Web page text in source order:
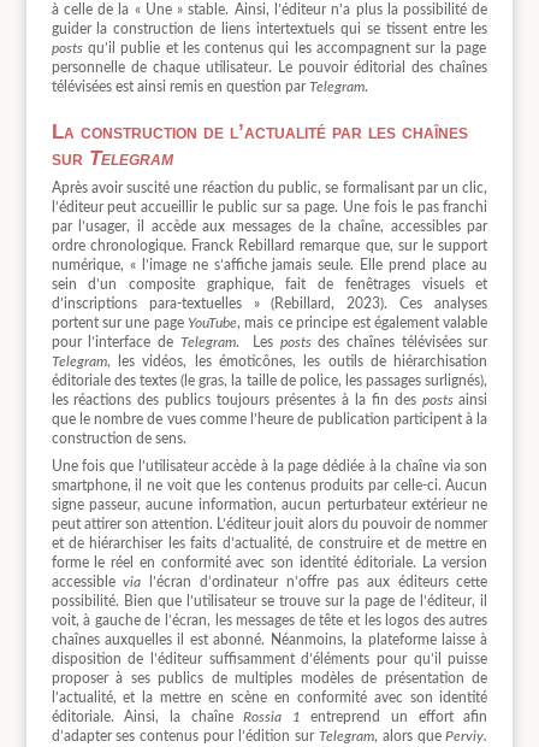
à celle de la « Une » stable. Ainsi, l’éditeur n’a plus la possibilité de
guider la construction de liens intertextuels qui se tissent entre les
postsqu’il publie et les contenus qui les accompagnent sur la page
personnelle de chaque utilisateur. Le pouvoir éditorial des chaînes
télévisées est ainsi remis en question parTelegram.
La construction de l’actualité par les chaînes
sur Telegram
Après avoir suscité une réaction du public, se formalisant par un clic,
l’éditeur peut accueillir le public sur sa page. Une fois le pas franchi
par l’usager, il accède aux messages de la chaîne, accessibles par
ordre chronologique. Franck Rebillard remarque que, sur le support
numérique, « l’image ne s’affiche jamais seule. Elle prend place au
sein d’un composite graphique, fait de fenêtrages visuels et
d’inscriptions para-textuelles » (Rebillard, 2023). Ces analyses
portent sur une pageYouTube, mais ce principe est également valable
pour l’interface de Telegram. Les postsdes chaînes télévisées sur
Telegram, les vidéos, les émoticônes, les outils de hiérarchisation
éditoriale des textes (le gras, la taille de police, les passages surlignés),
les réactions des publics toujours présentes à la fin des postsainsi
que le nombre de vues comme l’heure de publication participent à la
construction de sens.
Une fois que l’utilisateur accède à la page dédiée à la chaîne via son
smartphone, il ne voit que les contenus produits par celle-ci. Aucun
signe passeur, aucune information, aucun perturbateur extérieur ne
peut attirer son attention. L’éditeur jouit alors du pouvoir de nommer
et de hiérarchiser les faits d’actualité, de construire et de mettre en
forme le réel en conformité avec son identité éditoriale. La version
accessiblevia l’écran d’ordinateur n’offre pas aux éditeurs cette
possibilité. Bien que l’utilisateur se trouve sur la page de l’éditeur, il
voit, à gauche de l’écran, les messages de tête et les logos des autres
chaînes auxquelles il est abonné. Néanmoins, la plateforme laisse à
disposition de l’éditeur suffisamment d’éléments pour qu’il puisse
proposer à ses publics de multiples modèles de présentation de
l’actualité, et la mettre en scène en conformité avec son identité
éditoriale. Ainsi, la chaîneRossia 1
entreprend un effort afin
d’adapter ses contenus pour l’édition sur Telegram, alors quePerviy.